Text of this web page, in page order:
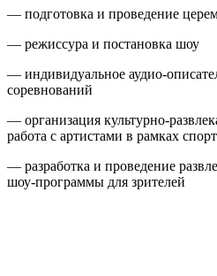
— подготовка и проведение
— режиссура и постановка шоу
— индивидуальное аудио-
соревнований
— организация культурно-
работа с артистами в рамках
— разработка и проведение
шоу-программы для зрителей